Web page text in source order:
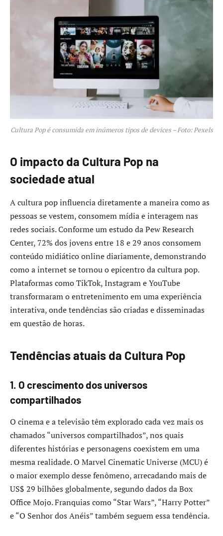
Cultura Pop é consumida em inúmeros tipos de devices – Foto: Pexels
O impacto da Cultura Pop na
sociedade atual
A cultura pop influencia diretamente a maneira como as
pessoas se vestem, consomem mídia e interagem nas
redes sociais. Conforme um estudo da Pew Research
Center, 72% dos jovens entre 18 e 29 anos consomem
conteúdo midiático online diariamente, demonstrando
como a internet se tornou o epicentro da cultura pop.
Plataformas como TikTok, Instagram e YouTube
transformaram o entretenimento em uma experiência
interativa, onde tendências são criadas e disseminadas
em questão de horas.
Tendências atuais da Cultura Pop
1. O crescimento dos universos
compartilhados
O cinema e a televisão têm explorado cada vez mais os
chamados “universos compartilhados”, nos quais
diferentes histórias e personagens coexistem em uma
mesma realidade. O Marvel Cinematic Universe (MCU) é
o maior exemplo desse fenômeno, arrecadando mais de
US$ 29 bilhões globalmente, segundo dados da Box
Office Mojo. Franquias como “Star Wars”, “Harry Potter”
e “O Senhor dos Anéis” também seguem essa tendência.